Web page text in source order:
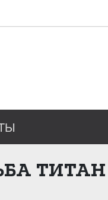
ТИТАН